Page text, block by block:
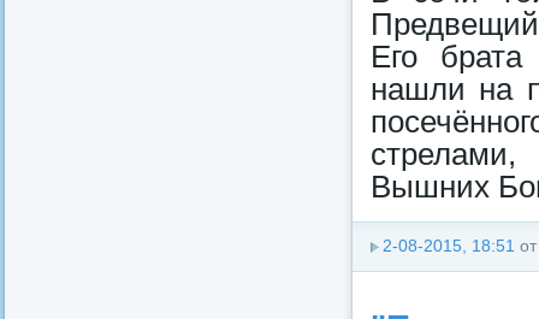
Его
нашли на
Вышних
2-08-2015, 18:51